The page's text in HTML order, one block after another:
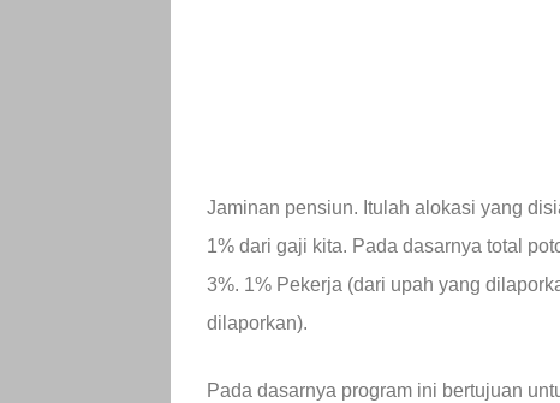
Jaminan pensiun. Itulah alokasi yang
1% dari gaji kita. Pada dasarnya total
3%. 1% Pekerja (dari upah yang
dilaporkan).
Pada dasarnya program ini bertujuan